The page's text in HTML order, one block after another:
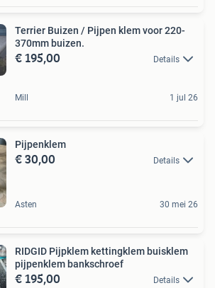
Terrier Buizen / Pijpen klem voor 220-
370mm buizen.
€ 195,00 Details
Mill 1 jul 26
Pijpenklem
€ 30,00 Details
Asten 30 mei 26
RIDGID Pijpklem kettingklem buisklem
pijpenklem bankschroef
€ 195,00 Details